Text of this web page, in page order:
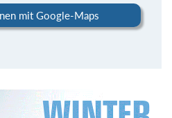
mit Google-Maps